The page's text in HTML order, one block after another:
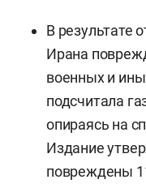
В результате
Ирана
военных и
подсчитала
опираясь на
Издание
повреждены